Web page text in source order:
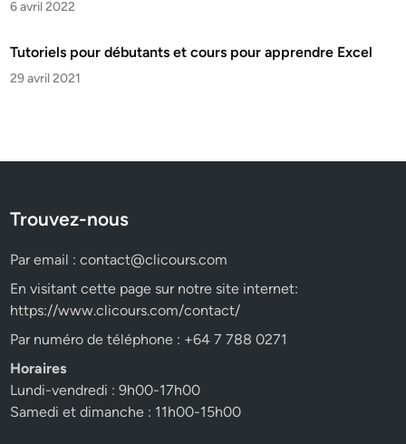
6 avril 2022
Tutoriels pour débutants et cours pour apprendre Excel
29 avril 2021
Trouvez-nous
Par email :contact@clicours.com
En visitant cette page sur notre site internet:
https://www.clicours.com/contact/
Par numéro de téléphone : +64 7 788 0271
Horaires
Lundi-vendredi : 9h00-17h00
Samedi et dimanche : 11h00-15h00